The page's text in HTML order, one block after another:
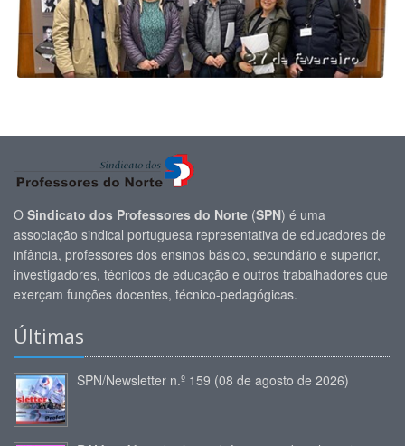
O Sindicato dos Professores do Norte (SPN) é uma
associação sindical portuguesa representativa de educadores de
infância, professores dos ensinos básico, secundário e superior,
investigadores, técnicos de educação e outros trabalhadores que
exerçam funções docentes, técnico-pedagógicas.
Últimas
SPN/Newsletter n.º 159 (08 de agosto de 2026)